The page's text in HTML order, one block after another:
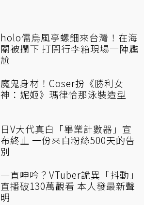
holo儒烏風亭螺鈿來台灣！在海
關被攔下 打開行李箱現場一陣尷
尬
魔鬼身材！Coser扮《勝利女
神：妮姬》瑪律恰那泳裝造型
日V大代真白「畢業計數器」宣
布終止 一份來自粉絲500天的告
別
一直呻吟？VTuber詭異「抖動」
直播破130萬觀看 本人發最新聲
明